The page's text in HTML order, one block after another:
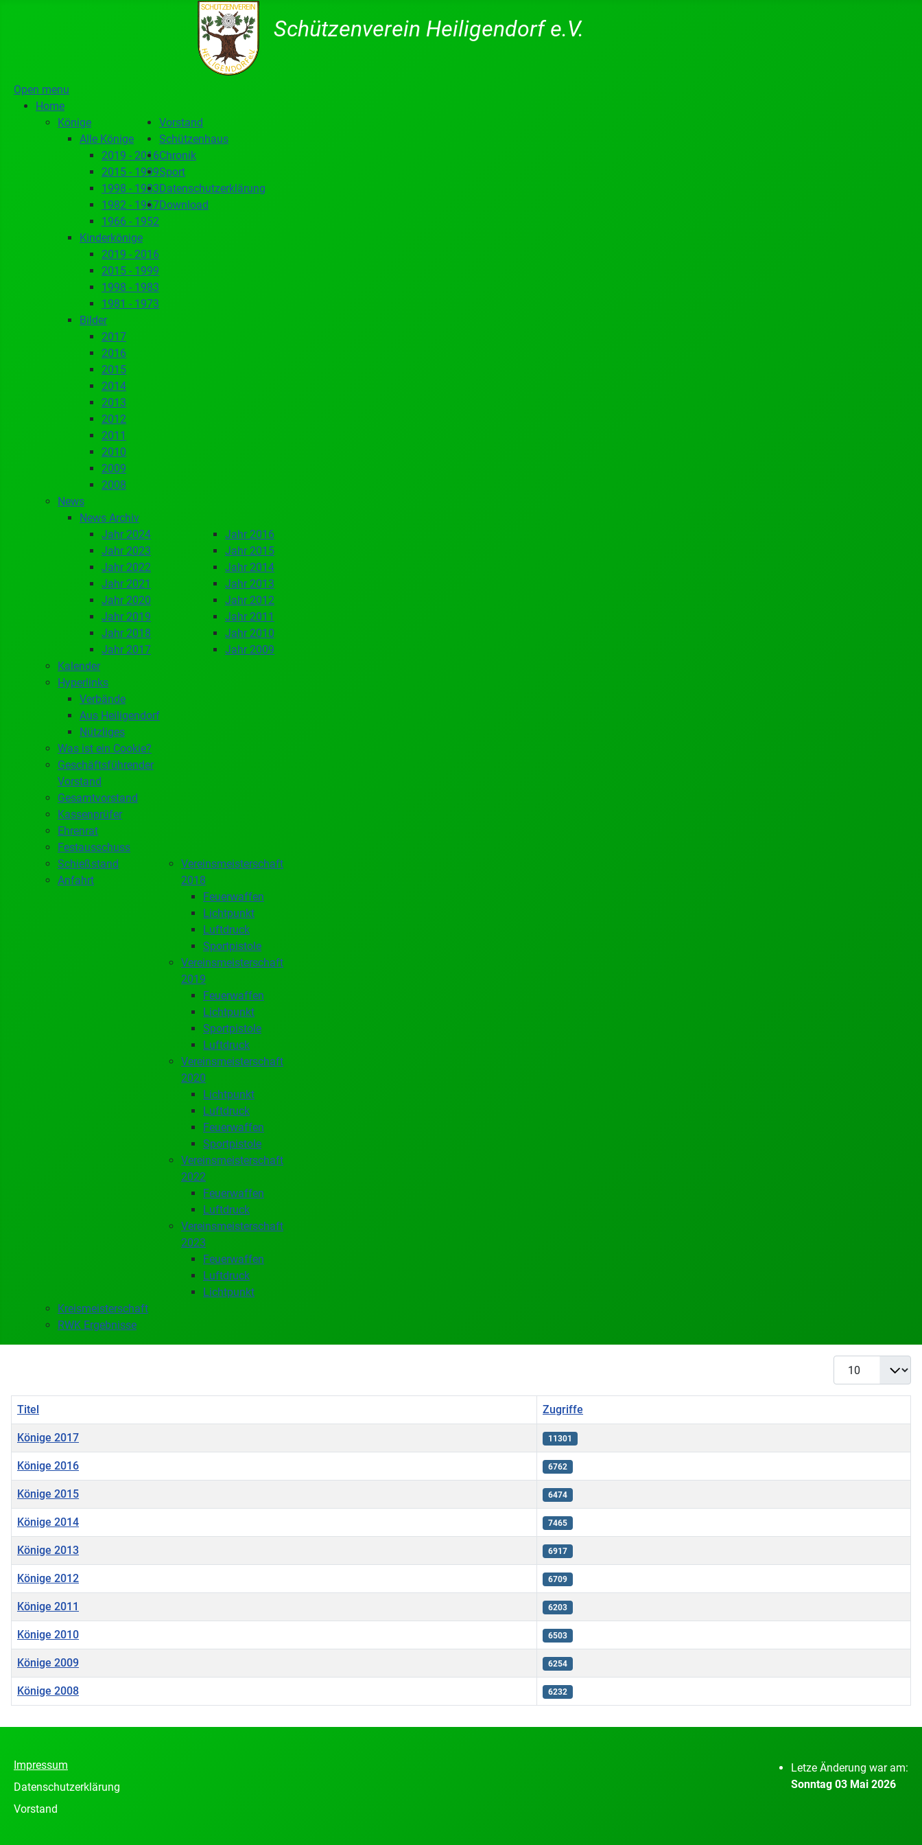
Schützenverein Heiligendorf e.V.
Open menu
Home
Könige
Alle Könige
2019 - 2016
2015 - 1999
1998 - 1983
1982 - 1967
1966 - 1952
Kinderkönige
2019 - 2016
2015 - 1999
1998 - 1983
1981 - 1973
Bilder
2017
2016
2015
2014
2013
2012
2011
2010
2009
2008
News
News Archiv
Jahr 2024
Jahr 2023
Jahr 2022
Jahr 2021
Jahr 2020
Jahr 2019
Jahr 2018
Jahr 2017
Jahr 2016
Jahr 2015
Jahr 2014
Jahr 2013
Jahr 2012
Jahr 2011
Jahr 2010
Jahr 2009
Kalender
Hyperlinks
Verbände
Aus Heiligendorf
Nützliges
Was ist ein Cookie?
Vorstand
Geschäftsführender
Vorstand
Gesamtvorstand
Kassenprüfer
Ehrenrat
Festausschuss
Schützenhaus
Schießstand
Anfahrt
Chronik
Sport
Vereinsmeisterschaft
2018
Feuerwaffen
Lichtpunkt
Luftdruck
Sportpistole
Vereinsmeisterschaft
2019
Feuerwaffen
Lichtpunkt
Sportpistole
Luftdruck
Vereinsmeisterschaft
2020
Lichtpunkt
Luftdruck
Feuerwaffen
Sportpistole
Vereinsmeisterschaft
2022
Feuerwaffen
Luftdruck
Vereinsmeisterschaft
2023
Feuerwaffen
Luftdruck
Lichtpunkt
Kreismeisterschaft
RWK Ergebnisse
Datenschutzerklärung
Download
Anzeige #
Titel Zugriffe
Könige 2017 11301
Könige 2016 6762
Könige 2015 6474
Könige 2014 7465
Könige 2013 6917
Könige 2012 6709
Könige 2011 6203
Könige 2010 6503
Könige 2009 6254
Könige 2008 6232
Impressum
Datenschutzerklärung
Vorstand
Letze Änderung war am:
Sonntag 03 Mai 2026